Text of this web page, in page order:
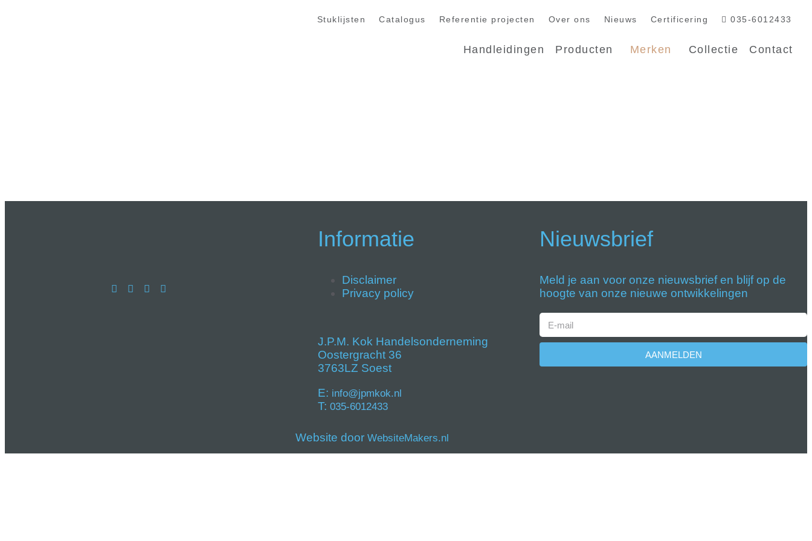
Stuklijsten Catalogus Referentie projecten Over ons Nieuws Certificering 035-6012433
Handleidingen Producten Merken Collectie Contact
Informatie
Disclaimer
Privacy policy
J.P.M. Kok Handelsonderneming
Oostergracht 36
3763LZ Soest
E: info@jpmkok.nl
T: 035-6012433
Nieuwsbrief
Meld je aan voor onze nieuwsbrief en blijf op de
hoogte van onze nieuwe ontwikkelingen
AANMELDEN
Website door WebsiteMakers.nl